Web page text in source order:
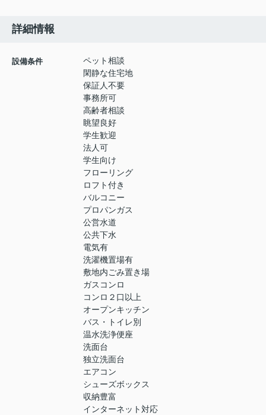
詳細情報
設備条件
ペット相談
閑静な住宅地
保証人不要
事務所可
高齢者相談
眺望良好
学生歓迎
法人可
学生向け
フローリング
ロフト付き
バルコニー
プロパンガス
公営水道
公共下水
電気有
洗濯機置場有
敷地内ごみ置き場
ガスコンロ
コンロ２口以上
オープンキッチン
バス・トイレ別
温水洗浄便座
洗面台
独立洗面台
エアコン
シューズボックス
収納豊富
インターネット対応